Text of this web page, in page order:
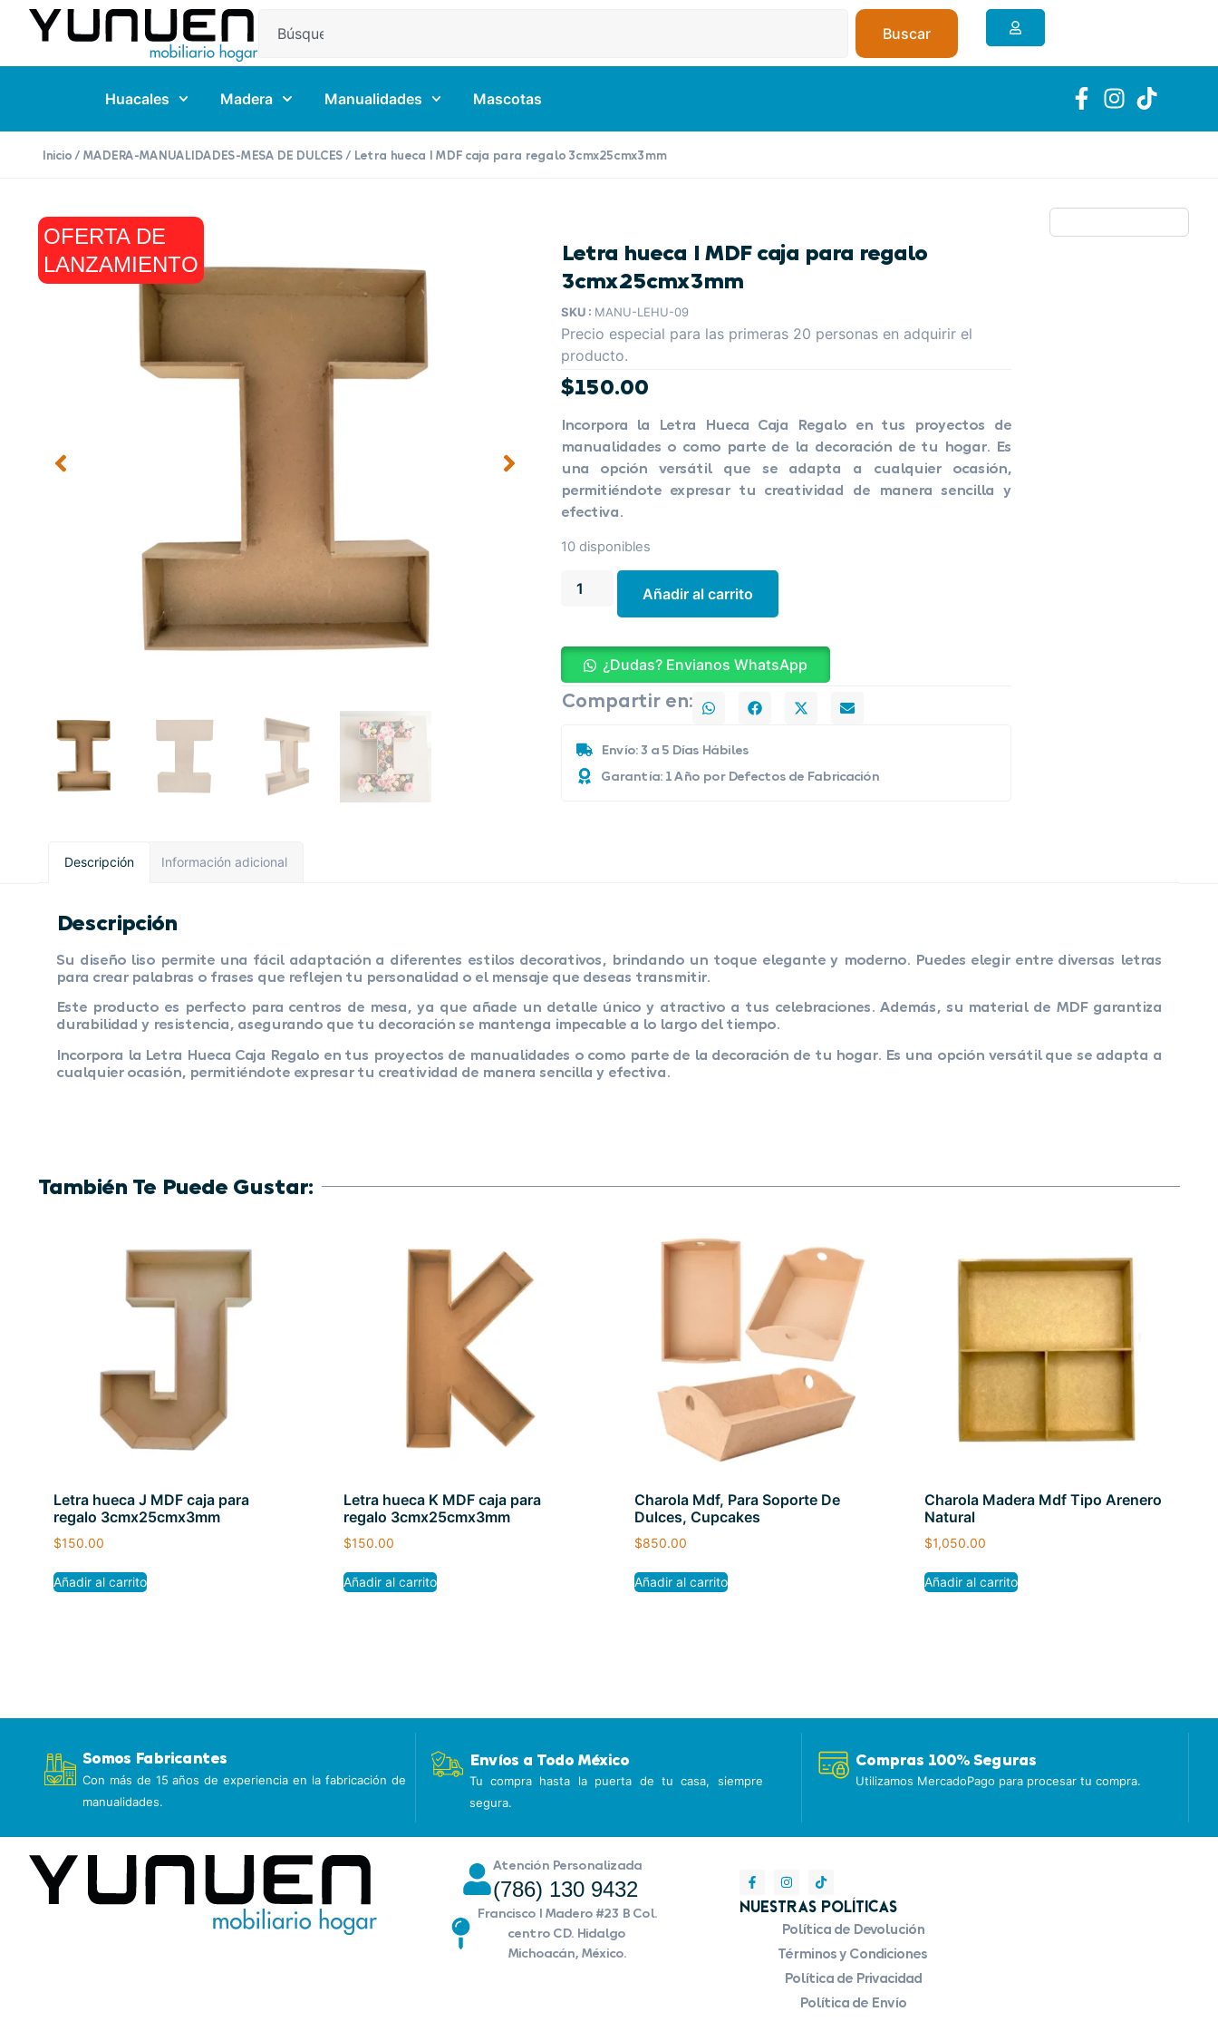
Buscar
Huacales Madera Manualidades Mascotas
Inicio / MADERA-MANUALIDADES-MESA DE DULCES / Letra hueca I MDF caja para regalo 3cmx25cmx3mm
OFERTA DE
LANZAMIENTO
Letra hueca I MDF caja para regalo
3cmx25cmx3mm
SKU : MANU-LEHU-09
Precio especial para las primeras 20 personas en adquirir el
producto.
$150.00
Incorpora la Letra Hueca Caja Regalo en tus proyectos de
manualidades o como parte de la decoración de tu hogar. Es
una opción versátil que se adapta a cualquier ocasión,
permitiéndote expresar tu creatividad de manera sencilla y
efectiva.
10 disponibles
Añadir al carrito
¿Dudas? Envianos WhatsApp
Compartir en:
Envío: 3 a 5 Días Hábiles
Garantía: 1 Año por Defectos de Fabricación
Descripción Información adicional
Descripción
Su diseño liso permite una fácil adaptación a diferentes estilos decorativos, brindando un toque elegante y moderno. Puedes elegir entre diversas letras
para crear palabras o frases que reflejen tu personalidad o el mensaje que deseas transmitir.
Este producto es perfecto para centros de mesa, ya que añade un detalle único y atractivo a tus celebraciones. Además, su material de MDF garantiza
durabilidad y resistencia, asegurando que tu decoración se mantenga impecable a lo largo del tiempo.
Incorpora la Letra Hueca Caja Regalo en tus proyectos de manualidades o como parte de la decoración de tu hogar. Es una opción versátil que se adapta a
cualquier ocasión, permitiéndote expresar tu creatividad de manera sencilla y efectiva.
También Te Puede Gustar:
Letra hueca J MDF caja para
regalo 3cmx25cmx3mm
$150.00
Añadir al carrito
Letra hueca K MDF caja para
regalo 3cmx25cmx3mm
$150.00
Añadir al carrito
Charola Mdf, Para Soporte De
Dulces, Cupcakes
$850.00
Añadir al carrito
Charola Madera Mdf Tipo Arenero
Natural
$1,050.00
Añadir al carrito
Somos Fabricantes
Con más de 15 años de experiencia en la fabricación de
manualidades.
Envíos a Todo México
Tu compra hasta la puerta de tu casa, siempre
segura.
Compras 100% Seguras
Utilizamos MercadoPago para procesar tu compra.
Atención Personalizada
(786) 130 9432
Francisco I Madero #23 B Col.
centro CD. Hidalgo
Michoacán, México.
Nuestras Políticas
Política de Devolución
Términos y Condiciones
Política de Privacidad
Política de Envío